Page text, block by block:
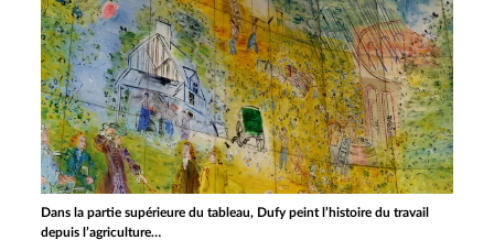
Dans la partie supérieure du tableau, Dufy peint l’histoire du travail
depuis l’agriculture…